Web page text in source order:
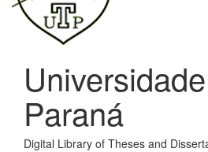
Paraná
Digital Library of Theses and